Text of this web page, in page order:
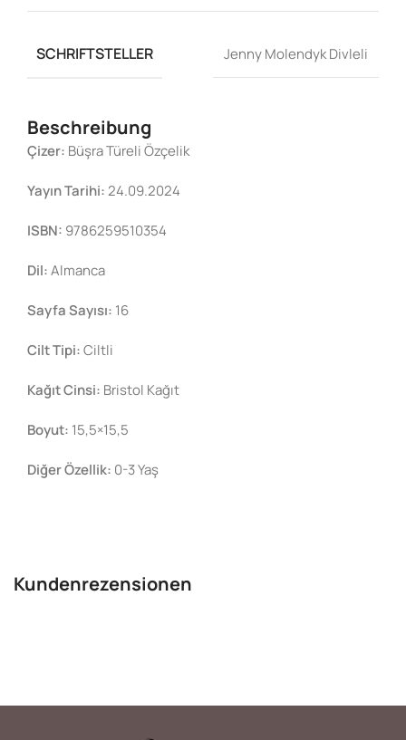
SCHRIFTSTELLER Jenny Molendyk Divleli
Beschreibung
Çizer: Büşra Türeli Özçelik
Yayın Tarihi:24.09.2024
ISBN: 9786259510354
Dil:Almanca
Sayfa Sayısı: 16
Cilt Tipi:Ciltli
Kağıt Cinsi: Bristol Kağıt
Boyut: 15,5×15,5
Diğer Özellik: 0-3 Yaş
Kundenrezensionen